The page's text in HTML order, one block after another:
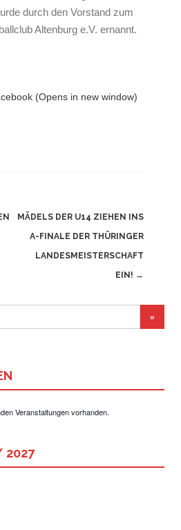
durch den Vorstand zum
Altenburg e.V. ernannt.
(Opens in new window)
MÄDELS DER U14 ZIEHEN INS
A-FINALE DER THÜRINGER
LANDESMEISTERSCHAFT
EIN! →
Veranstaltungen vorhanden.
2027